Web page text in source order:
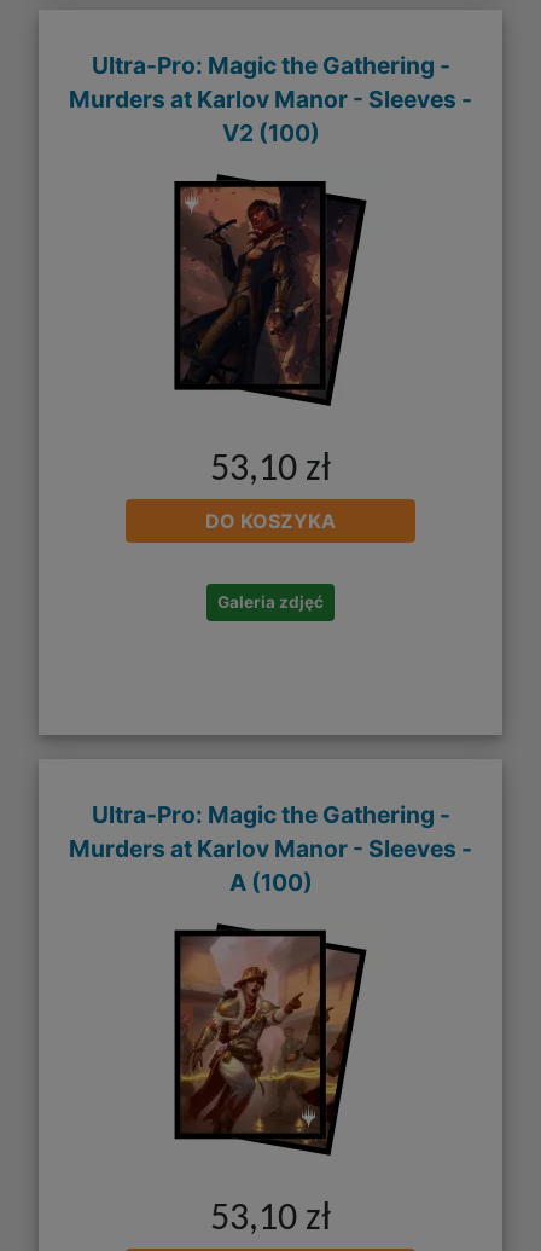
Ultra-Pro: Magic the Gathering -
Murders at Karlov Manor - Sleeves -
V2 (100)
53,10 zł
DO KOSZYKA
Galeria zdjęć
Ultra-Pro: Magic the Gathering -
Murders at Karlov Manor - Sleeves -
A (100)
53,10 zł